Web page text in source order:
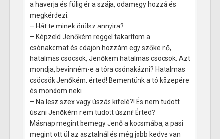
a haverja és fülig ér a szája, odamegy hozzá és
megkérdezi:
– Hát te minek örülsz annyira?
– Képzeld Jenőkém reggel takarítom a
csónakomat és odajön hozzám egy szőke nő,
hatalmas csöcsök, Jenőkém hatalmas csöcsök. Azt
mondja, bevinném-e a tóra csónakázni? Hatalmas
csöcsök Jenőkém, érted! Bementünk a tó közepére
és mondom neki:
– Na lesz szex vagy úszás kifelé?! És nem tudott
úszni Jenőkém nem tudott úszni! Érted?
Másnap megint bemegy Jenő a kocsmába, a pasi
megint ott ül az asztalnál és még jobb kedve van